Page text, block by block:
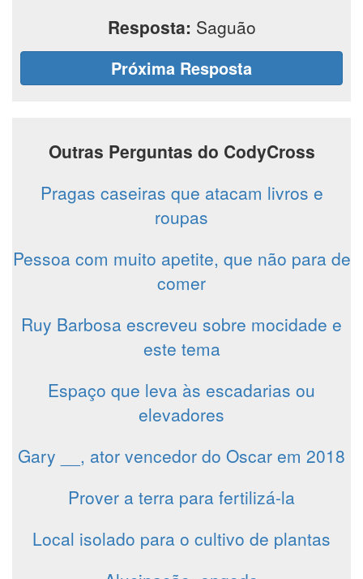
Resposta: Saguão
Próxima Resposta
Outras Perguntas do CodyCross
Pragas caseiras que atacam livros e
roupas
Pessoa com muito apetite, que não para de
comer
Ruy Barbosa escreveu sobre mocidade e
este tema
Espaço que leva às escadarias ou
elevadores
Gary __, ator vencedor do Oscar em 2018
Prover a terra para fertilizá-la
Local isolado para o cultivo de plantas